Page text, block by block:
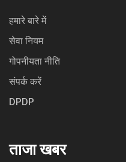
हमारे बारे में
सेवा नियम
गोपनीयता नीति
संपर्क करें
DPDP
ताजा खबर